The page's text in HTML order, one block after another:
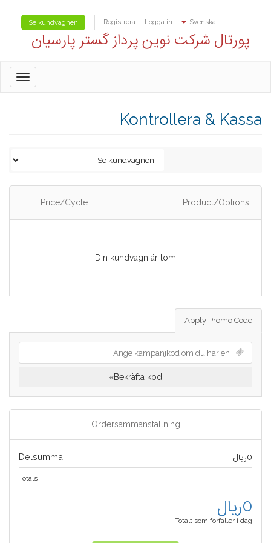
Svenska
Logga in
Registrera
Se kundvagnen
پورتال شرکت نوین پرداز گستر پارسیان
Kontrollera & Kassa
Product/Options
Price/Cycle
Din kundvagn är tom
Apply Promo Code
Bekräfta kod»
Ordersammanställning
Delsumma 0ریال
Totals
0ریال
Totalt som förfaller i dag